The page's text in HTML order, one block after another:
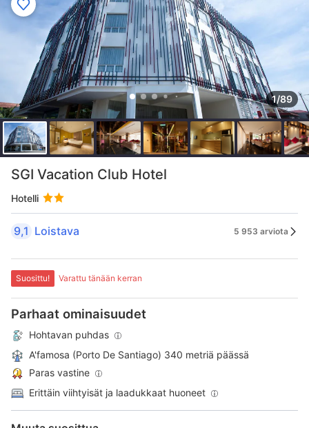
1/89
SGI Vacation Club Hotel
Hotelli
9,1 Loistava 5 953 arviota
Suosittu! Varattu tänään kerran
Parhaat ominaisuudet
Hohtavan puhdas
A'famosa (Porto De Santiago) 340 metriä päässä
Paras vastine
Erittäin viihtyisät ja laadukkaat huoneet